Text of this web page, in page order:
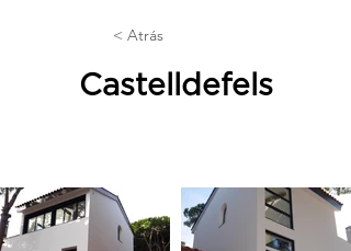
< Atrás
Castelldefels